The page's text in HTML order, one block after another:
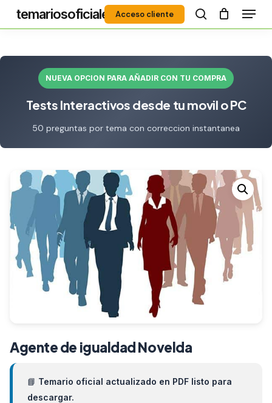
content
temariosoficiales
Acceso cliente
search
Menú
NUEVA OPCION PARA AÑADIR CON TU COMPRA
Tests Interactivos desde tu movil o PC
50 preguntas por tema con correccion instantanea
Agente de igualdad Novelda
📘 Temario oficial actualizado en PDF listo para
descargar.